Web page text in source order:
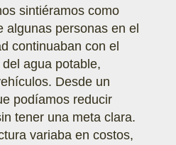
sintiéramos como
algunas personas en el
continuaban con el
agua potable,
Desde un
podíamos reducir
tener una meta clara.
variaba en costos,